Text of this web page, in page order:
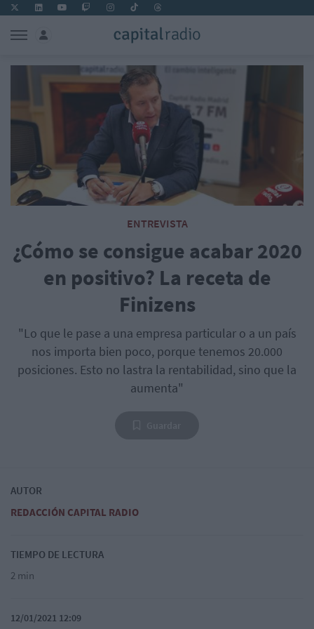
ENTREVISTA
¿Cómo se consigue acabar 2020
en positivo? La receta de
Finizens
"Lo que le pase a una empresa particular o a un país
nos importa bien poco, porque tenemos 20.000
posiciones. Esto no lastra la rentabilidad, sino que la
aumenta"
AUTOR
REDACCIÓN CAPITAL RADIO
TIEMPO DE LECTURA
2 min
12/01/2021 12:09